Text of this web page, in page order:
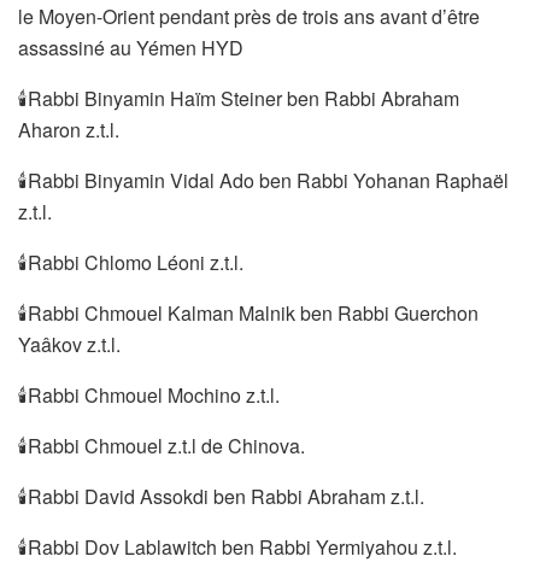
le Moyen-Orient pendant près de trois ans avant d’être
assassiné au Yémen HYD
🕯Rabbi Binyamin Haïm Steiner ben Rabbi Abraham
Aharon z.t.l.
🕯Rabbi Binyamin Vidal Ado ben Rabbi Yohanan Raphaël
z.t.l.
🕯Rabbi Chlomo Léoni z.t.l.
🕯Rabbi Chmouel Kalman Malnik ben Rabbi Guerchon
Yaâkov z.t.l.
🕯Rabbi Chmouel Mochino z.t.l.
🕯Rabbi Chmouel z.t.l de Chinova.
🕯Rabbi David Assokdi ben Rabbi Abraham z.t.l.
🕯Rabbi Dov Lablawitch ben Rabbi Yermiyahou z.t.l.